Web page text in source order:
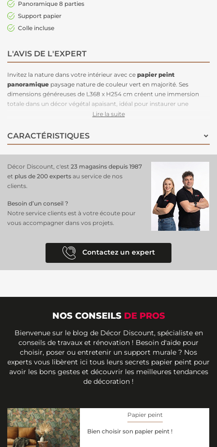
Panoramique 8 parties
Support papier
Colle incluse
L'AVIS DE L'EXPERT
Invitez la nature dans votre intérieur avec ce papier peint
panoramique paysage nature de couleur vert en majorité. Ses
dimensions généreuses de L368 x H254 cm créent une immersion
totale dans un décor végétal apaisant, idéal pour instaurer une
ambiance zen et rafraîchissante dans votre cocon. Ses nuances de
d’évasion et de bien-être à votre pièce, qu’il s’agisse d’un salon, d’une
chambre ou d’un bureau. Facile à poser, cepapier peint
véritable cocon de sérénité, où la nature s’invite avec élégance.
Lire la suite
CARACTÉRISTIQUES
Décor Discount, c'est 23 magasins depuis 1987
et plus de 200 experts au service de nos
clients.
Besoin d’un conseil ?
Notre service clients est à votre écoute pour
vous accompagner dans vos projets.
Contactez un expert
NOS CONSEILS DE PROS
Bienvenue sur le blog de Décor Discount, spécialiste en
conseils de travaux et rénovation ! Besoin d'aide pour
choisir, poser ou entretenir un support murale ? Nos
experts vous libèrent ici tous leurs secrets papier peint pour
avoir les bons gestes et découvrir les meilleures tendances
de décoration !
Papier peint
Bien choisir son papier peint !